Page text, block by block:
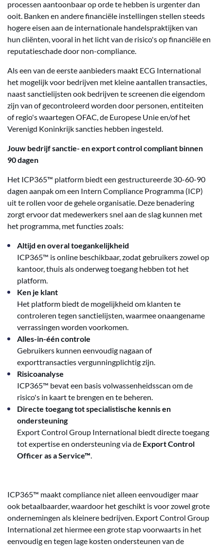
processen aantoonbaar op orde te hebben is urgenter dan
ooit. Banken en andere financiële instellingen stellen steeds
hogere eisen aan de internationale handelspraktijken van
hun cliënten, vooral in het licht van de risico's op financiële en
reputatieschade door non-compliance.
Als een van de eerste aanbieders maakt ECG International
het mogelijk voor bedrijven met kleine aantallen transacties,
naast sanctielijsten ook bedrijven te screenen die eigendom
zijn van of gecontroleerd worden door personen, entiteiten
of regio's waartegen OFAC, de Europese Unie en/of het
Verenigd Koninkrijk sancties hebben ingesteld.
Jouw bedrijf sanctie- en export control compliant binnen
90 dagen
Het ICP365™ platform biedt een gestructureerde 30-60-90
dagen aanpak om een Intern Compliance Programma (ICP)
uit te rollen voor de gehele organisatie. Deze benadering
zorgt ervoor dat medewerkers snel aan de slag kunnen met
het programma, met functies zoals:
Altijd en overal toegankelijkheid
ICP365™ is online beschikbaar, zodat gebruikers zowel op
kantoor, thuis als onderweg toegang hebben tot het
platform.
Ken je klant
Het platform biedt de mogelijkheid om klanten te
controleren tegen sanctielijsten, waarmee onaangename
verrassingen worden voorkomen.
Alles-in-één controle
Gebruikers kunnen eenvoudig nagaan of
exporttransacties vergunningplichtig zijn.
Risicoanalyse
ICP365™ bevat een basis volwassenheidsscan om de
risico's in kaart te brengen en te beheren.
Directe toegang tot specialistische kennis en
ondersteuning
Export Control Group International biedt directe toegang
tot expertise en ondersteuning via de Export Control
Officer as a Service™.
ICP365™ maakt compliance niet alleen eenvoudiger maar
ook betaalbaarder, waardoor het geschikt is voor zowel grote
ondernemingen als kleinere bedrijven. Export Control Group
International zet hiermee een grote stap voorwaarts in het
eenvoudig en tegen lage kosten ondersteunen van de